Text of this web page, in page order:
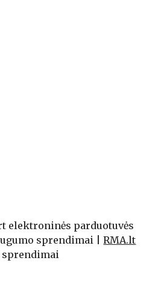
elektroninės parduotuvės
sprendimai | RMA.lt
sprendimai